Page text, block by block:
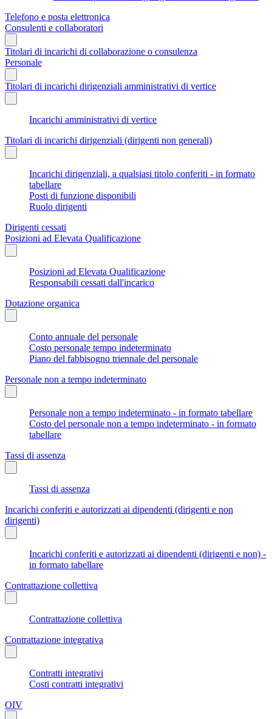
Telefono e posta elettronica
Consulenti e collaboratori
Titolari di incarichi di collaborazione o consulenza
Personale
Titolari di incarichi dirigenziali amministrativi di vertice
Incarichi amministrativi di vertice
Titolari di incarichi dirigenziali (dirigenti non generali)
Incarichi dirigenziali, a qualsiasi titolo conferiti - in formato
tabellare
Posti di funzione disponibili
Ruolo dirigenti
Dirigenti cessati
Posizioni ad Elevata Qualificazione
Posizioni ad Elevata Qualificazione
Responsabili cessati dall'incarico
Dotazione organica
Conto annuale del personale
Costo personale tempo indeterminato
Piano del fabbisogno triennale del personale
Personale non a tempo indeterminato
Personale non a tempo indeterminato - in formato tabellare
Costo del personale non a tempo indeterminato - in formato
tabellare
Tassi di assenza
Tassi di assenza
Incarichi conferiti e autorizzati ai dipendenti (dirigenti e non
dirigenti)
Incarichi conferiti e autorizzati ai dipendenti (dirigenti e non) -
in formato tabellare
Contrattazione collettiva
Contrattazione collettiva
Contrattazione integrativa
Contratti integrativi
Costi contratti integrativi
OIV